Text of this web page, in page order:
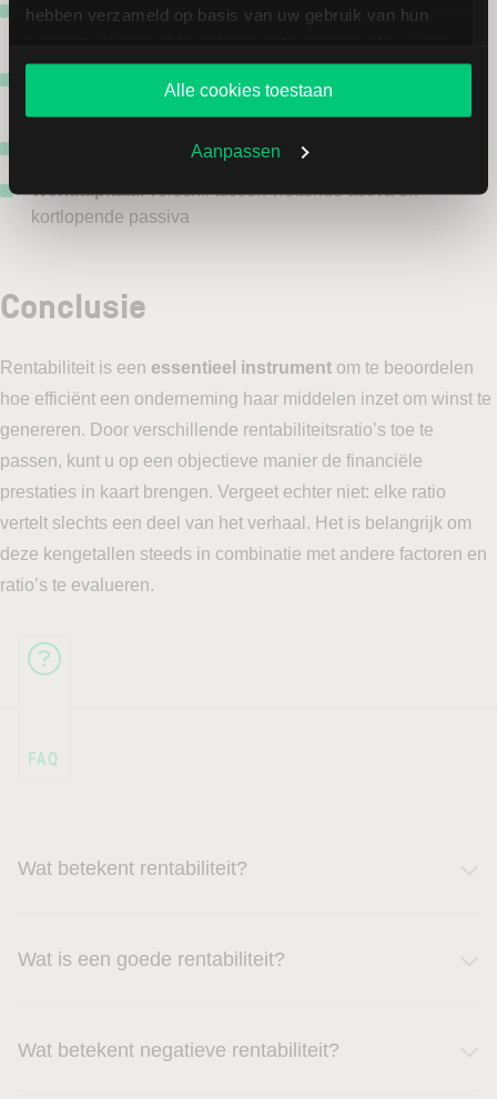
hebben verzameld op basis van uw gebruik van hun
website blijft gebruiken.
Alle cookies toestaan
Aanpassen
Solvabiliteit: verhouding eigen vermogen tot totaal
: in hoeverre de onderneming
/ Current ratio: kortetermijnliquiditeit
Werkkapitaal: verschil tussen vlottende activa en
kortlopende passiva
Conclusie
Rentabiliteit is een essentieel instrument om te beoordelen
hoe efficiënt een onderneming haar middelen inzet om winst te
genereren. Door verschillende rentabiliteitsratio’s toe te
passen, kunt u op een objectieve manier de financiële
prestaties in kaart brengen. Vergeet echter niet: elke ratio
vertelt slechts een deel van het verhaal. Het is belangrijk om
deze kengetallen steeds in combinatie met andere factoren en
ratio’s te evalueren.
Wat betekent rentabiliteit?
Wat is een goede rentabiliteit?
Wat betekent negatieve rentabiliteit?